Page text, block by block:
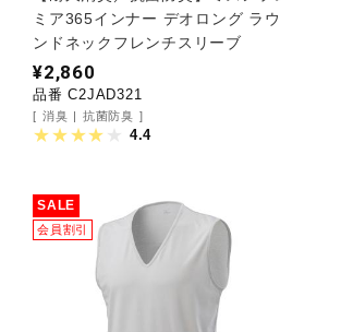
ミア365インナー デオロング ラウ
ンドネックフレンチスリーブ
¥2,860
品番 C2JAD321
消臭 抗菌防臭
4.4
SALE
会員割引